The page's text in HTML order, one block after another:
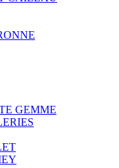
GEMME